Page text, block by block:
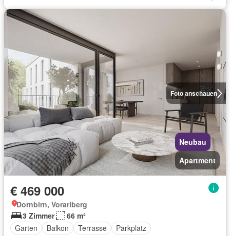
Foto anschauen
Neubau
Apartment
€ 469 000
Dornbirn, Vorarlberg
3 Zimmer
66 m²
Garten
Balkon Terrasse Parkplatz